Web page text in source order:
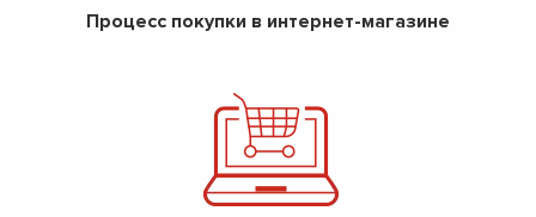
Процесс покупки в интернет-магазине